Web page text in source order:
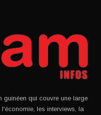
guinéen qui couvre une large
les interviews, la